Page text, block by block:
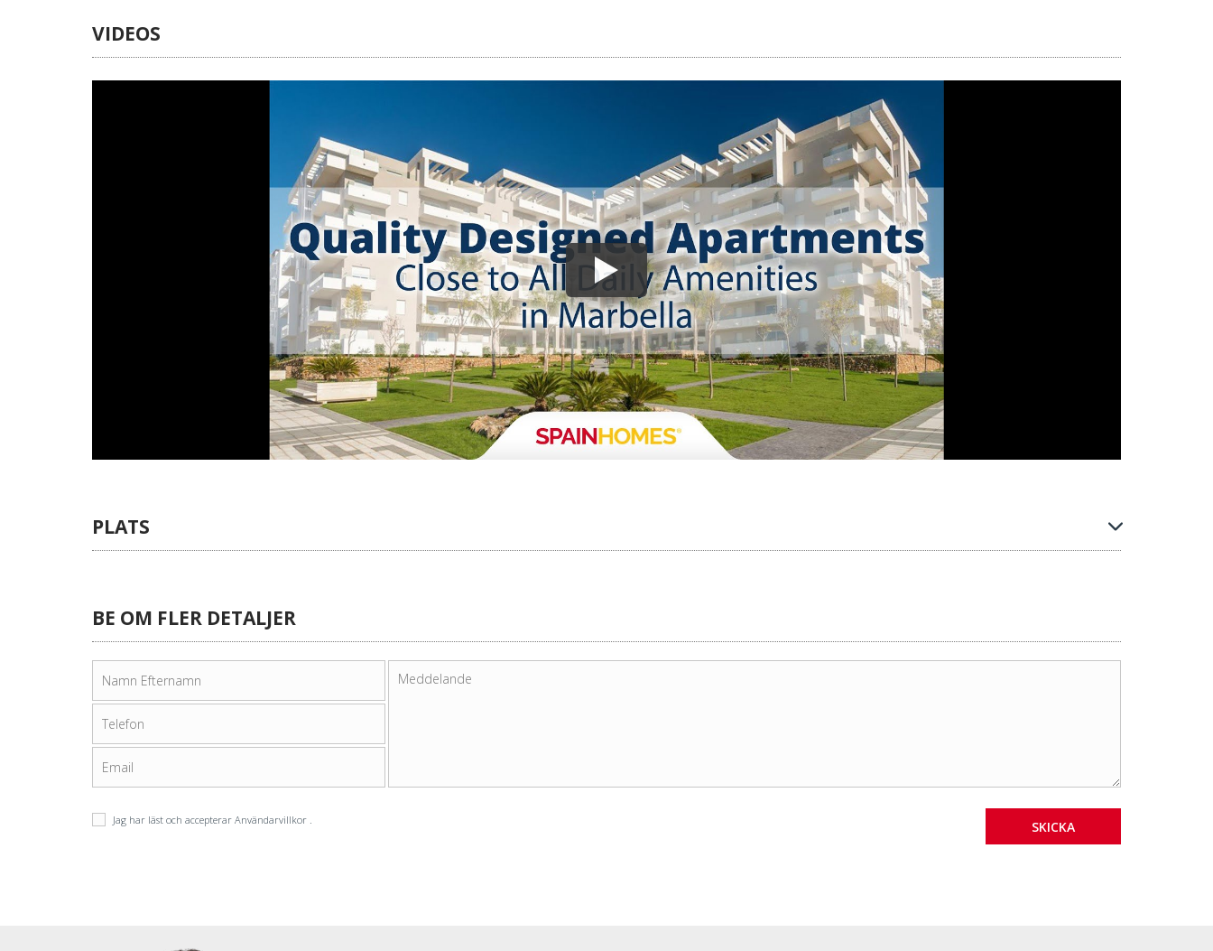
VIDEOS
PLATS
BE OM FLER DETALJER
Jag har läst och accepterar Användarvillkor .